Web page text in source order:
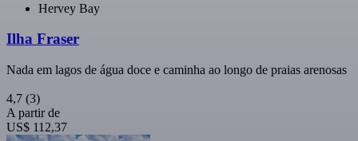
Hervey Bay
Ilha Fraser
Nada em lagos de água doce e caminha ao longo de praias arenosas
4,7 (3)
A partir de
US$ 112,37